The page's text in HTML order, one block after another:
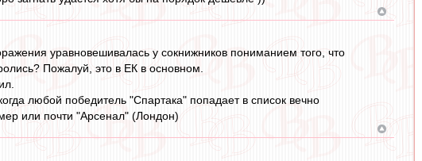
уравновешивалась у сокнижников пониманием того, что
Пожалуй, это в ЕК в основном.
любой победитель "Спартака" попадает в список вечно
или почти "Арсенал" (Лондон)